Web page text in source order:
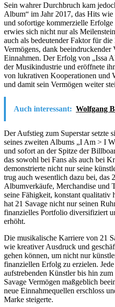
Sein wahrer Durchbruch kam
Album“ im Jahr 2017, das Hits
und sofortige kommerzielle
erwies sich nicht nur als
auch als bedeutender Faktor für
Vermögens, dank beeindruckender
Einnahmen. Der Erfolg von „Issa
der Musikindustrie und eröffnete
von lukrativen Kooperationen und
und damit sein Vermögen weiter
Auch interessant: Wolfgang
Der Aufstieg zum Superstar setzte
seines zweiten Albums „I Am > I
und sofort an der Spitze der
das sowohl bei Fans als auch bei
demonstrierte nicht nur seine
trug auch wesentlich dazu bei, das
Albumverkäufe, Merchandise und
seine Fähigkeit, konstant
hat 21 Savage nicht nur seinen
finanzielles Portfolio diversifiziert
erhöht.
Die musikalische Karriere von 21
wie kreativer Ausdruck und
gehen können, um nicht nur
finanziellen Erfolg zu erzielen.
aufstrebenden Künstler bis hin zum
Savage Vermögen maßgeblich
neue Einnahmequellen erschloss
Marke steigerte.